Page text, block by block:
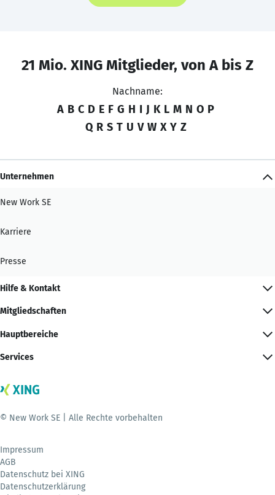
21 Mio. XING Mitglieder, von A bis Z
Nachname:
A B C D E F G H I J K L M N O P
Q R S T U V W X Y Z
Unternehmen
New Work SE
Karriere
Presse
Hilfe & Kontakt
Mitgliedschaften
Hauptbereiche
Services
© New Work SE | Alle Rechte vorbehalten
Impressum
AGB
Datenschutz bei XING
Datenschutzerklärung